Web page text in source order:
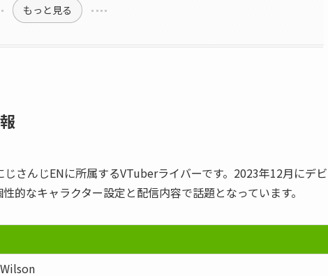
もっと見る
じさんじENに所属するVTuberライバーです。2023年12月にデ
的なキャラクター設定と配信内容で話題となっています。